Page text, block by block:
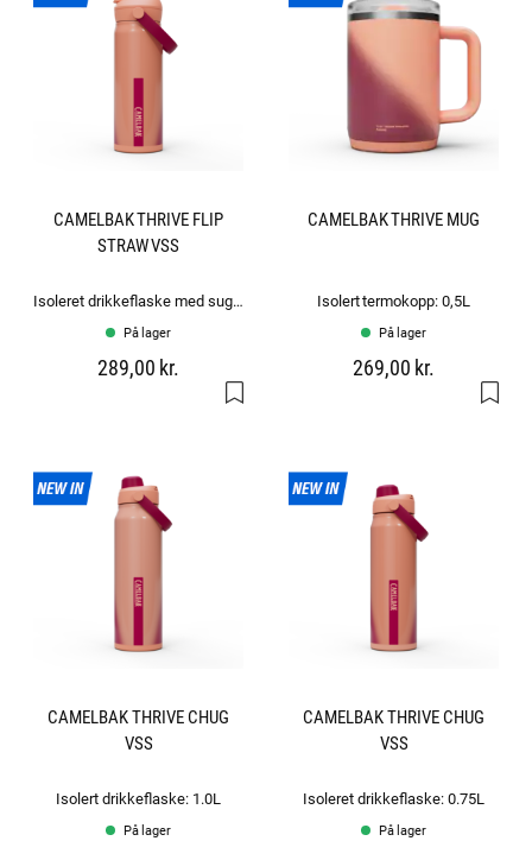
CAMELBAK THRIVE FLIP
STRAW VSS
Isoleret drikkeflaske med sugerør: 0.6L
På lager
289,00 kr.
CAMELBAK THRIVE MUG
Isolert termokopp: 0,5L
På lager
269,00 kr.
CAMELBAK THRIVE CHUG
VSS
Isolert drikkeflaske: 1.0L
På lager
CAMELBAK THRIVE CHUG
VSS
Isoleret drikkeflaske: 0.75L
På lager